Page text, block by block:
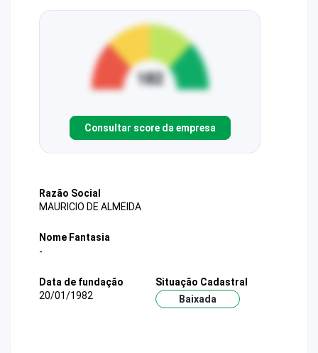
Consultar score da empresa
Razão Social
MAURICIO DE ALMEIDA
Nome Fantasia
-
Data de fundação
20/01/1982
Situação Cadastral
Baixada